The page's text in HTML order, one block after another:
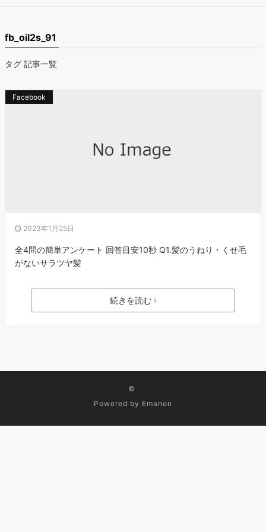
fb_oil2s_91
タグ 記事一覧
Facebook
2023年1月25日
全4問の簡単アンケート 回答目安10秒 Q1.髪のうねり・くせ毛
がないサラツヤ髪
続きを読む
©
Powered by Emanon